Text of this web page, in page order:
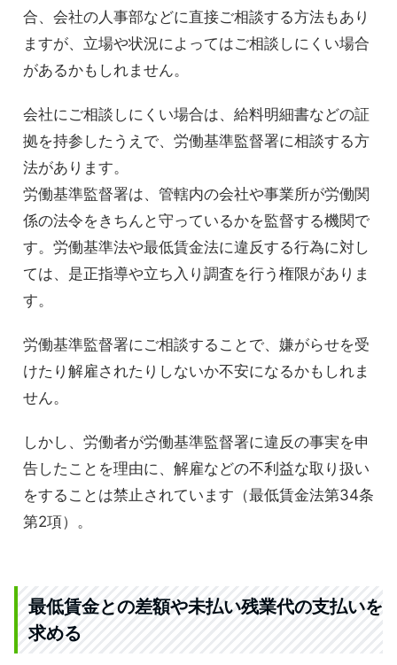
合、会社の人事部などに直接ご相談する方法もあり
ますが、立場や状況によってはご相談しにくい場合
があるかもしれません。
会社にご相談しにくい場合は、給料明細書などの証
拠を持参したうえで、労働基準監督署に相談する方
法があります。
労働基準監督署は、管轄内の会社や事業所が労働関
係の法令をきちんと守っているかを監督する機関で
す。労働基準法や最低賃金法に違反する行為に対し
ては、是正指導や立ち入り調査を行う権限がありま
す。
労働基準監督署にご相談することで、嫌がらせを受
けたり解雇されたりしないか不安になるかもしれま
せん。
しかし、労働者が労働基準監督署に違反の事実を申
告したことを理由に、解雇などの不利益な取り扱い
をすることは禁止されています（最低賃金法第34条
第2項）。
最低賃金との差額や未払い残業代の支払いを
求める